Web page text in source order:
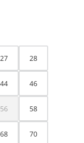
27 28
ist zurzeit nicht
44 46
56
(Diese Option ist zurzeit
58
68 70